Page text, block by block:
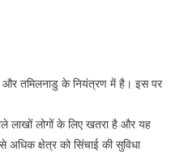
और तमिलनाडु के नियंत्रण में है। इस पर
लाखों लोगों के लिए खतरा है और यह
क्षेत्र को सिंचाई की सुविधा